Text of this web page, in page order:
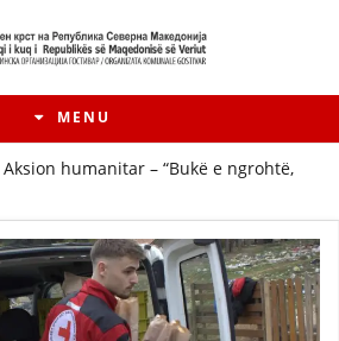
MENU
Aksion humanitar – “Bukë e ngrohtë,